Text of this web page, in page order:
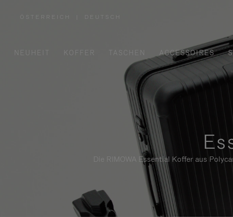
ÖSTERREICH
AUS
DEUTSCH
NEUHEIT KOFFER TASCHEN ACCESSOIRES
Die RIMOWA Essential Koffer aus